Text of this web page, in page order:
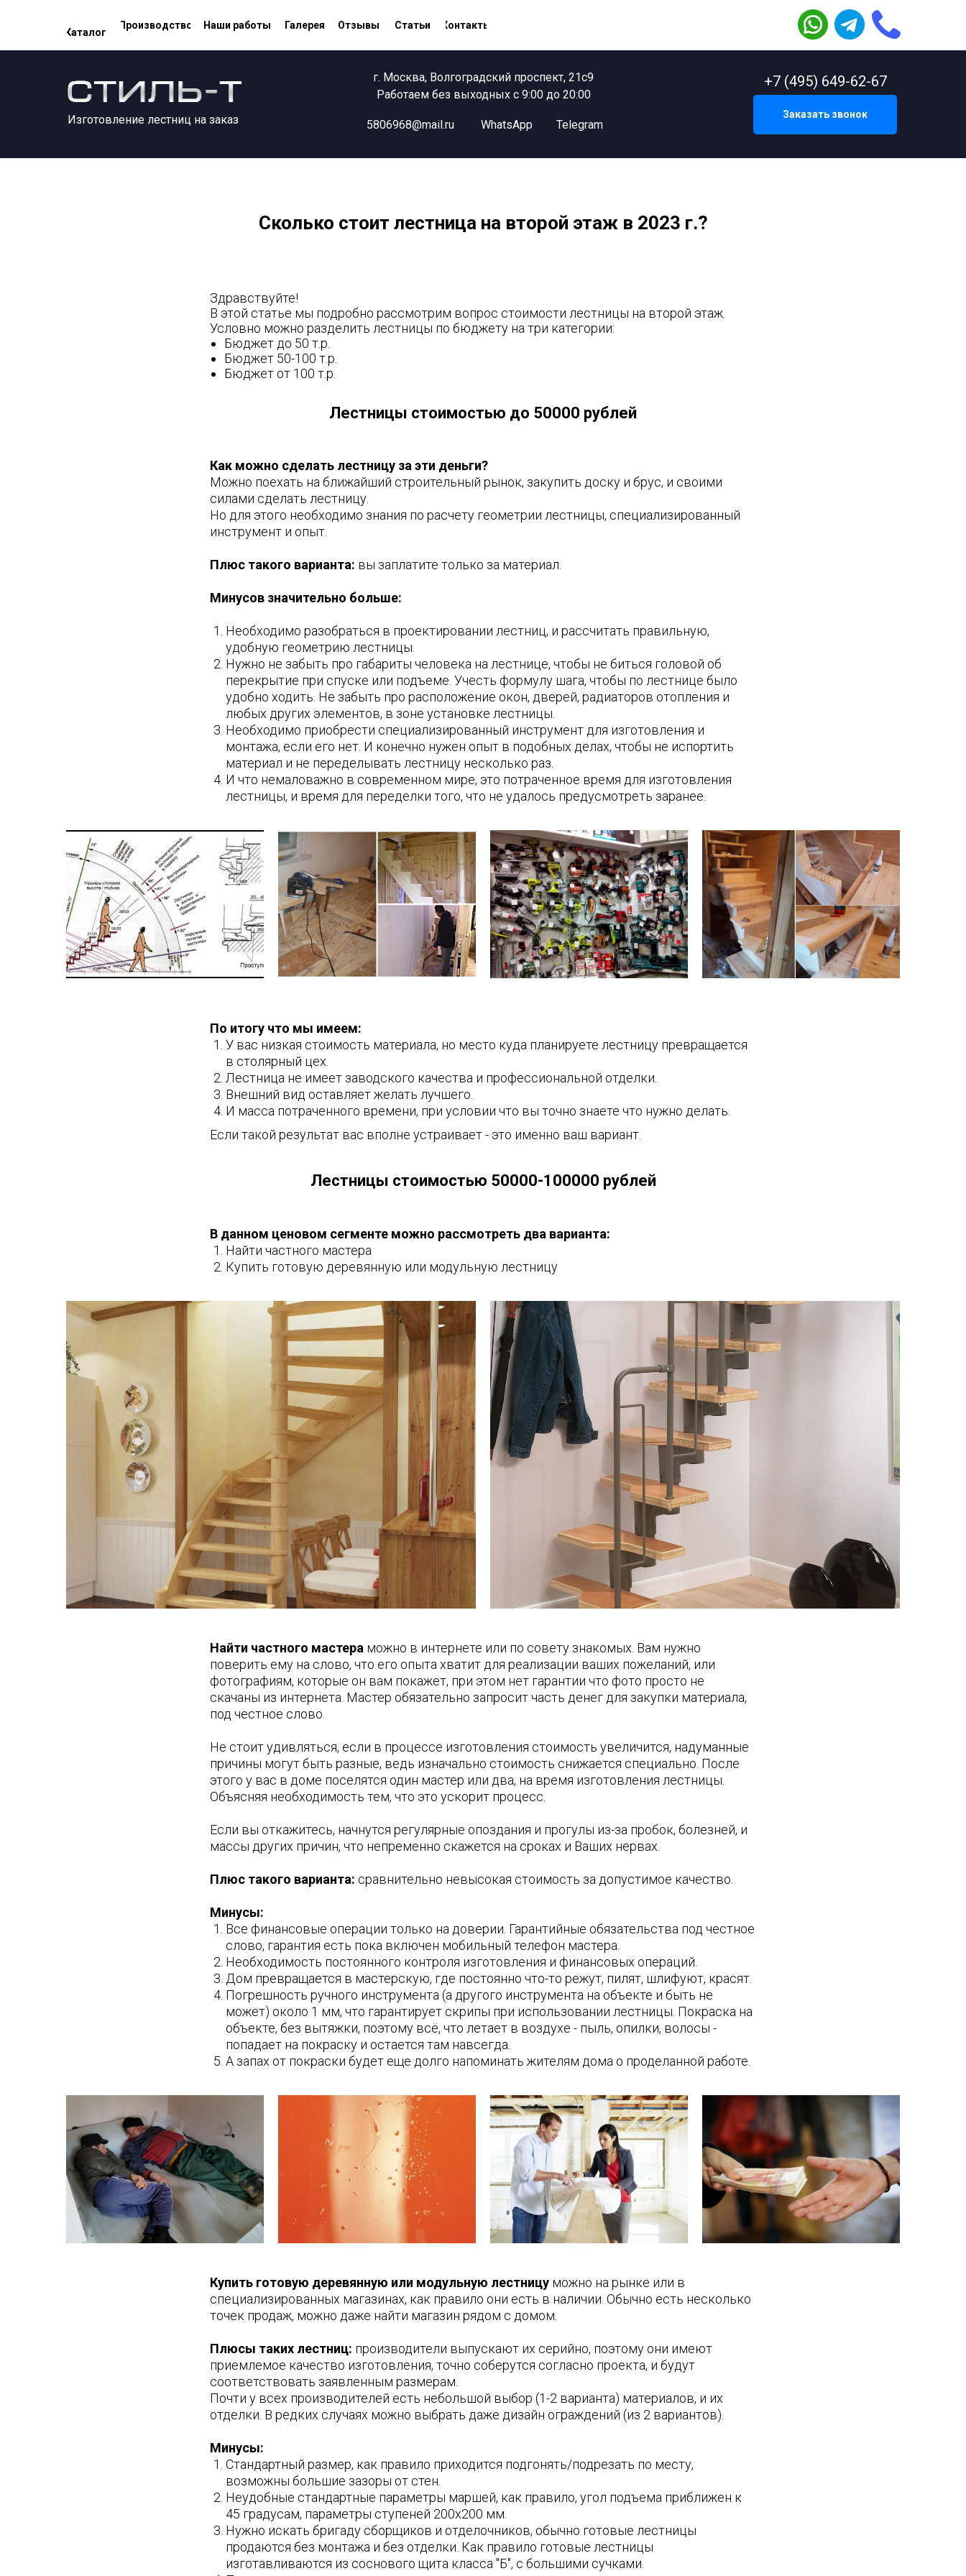
Каталог
Производство Наши работы Галерея Отзывы Статьи Контакты
Изготовление лестниц на заказ
г. Москва, Волгоградский проспект, 21с9
Работаем без выходных с 9:00 до 20:00
5806968@mail.ru WhatsApp Telegram
Заказать звонок
+7 (495) 649-62-67
Сколько стоит лестница на второй этаж в 2023 г.?
Здравствуйте!
В этой статье мы подробно рассмотрим вопрос стоимости лестницы на второй этаж.
Условно можно разделить лестницы по бюджету на три категории:
Бюджет до 50 т.р.
Бюджет 50-100 т.р.
Бюджет от 100 т.р.
Лестницы стоимостью до 50000 рублей
Как можно сделать лестницу за эти деньги?
Можно поехать на ближайший строительный рынок, закупить доску и брус, и своими
силами сделать лестницу.
Но для этого необходимо знания по расчету геометрии лестницы, специализированный
инструмент и опыт.
Плюс такого варианта: вы заплатите только за материал.
Минусов значительно больше:
Необходимо разобраться в проектировании лестниц, и рассчитать правильную,
удобную геометрию лестницы.
Нужно не забыть про габариты человека на лестнице, чтобы не биться головой об
перекрытие при спуске или подъеме. Учесть формулу шага, чтобы по лестнице было
удобно ходить. Не забыть про расположение окон, дверей, радиаторов отопления и
любых других элементов, в зоне установке лестницы.
Необходимо приобрести специализированный инструмент для изготовления и
монтажа, если его нет. И конечно нужен опыт в подобных делах, чтобы не испортить
материал и не переделывать лестницу несколько раз.
И что немаловажно в современном мире, это потраченное время для изготовления
лестницы, и время для переделки того, что не удалось предусмотреть заранее.
По итогу что мы имеем:
У вас низкая стоимость материала, но место куда планируете лестницу превращается
в столярный цех.
Лестница не имеет заводского качества и профессиональной отделки.
Внешний вид оставляет желать лучшего.
И масса потраченного времени, при условии что вы точно знаете что нужно делать.
Если такой результат вас вполне устраивает - это именно ваш вариант.
Лестницы стоимостью 50000-100000 рублей
В данном ценовом сегменте можно рассмотреть два варианта:
Найти частного мастера
Купить готовую деревянную или модульную лестницу
Найти частного мастера можно в интернете или по совету знакомых. Вам нужно
поверить ему на слово, что его опыта хватит для реализации ваших пожеланий, или
фотографиям, которые он вам покажет, при этом нет гарантии что фото просто не
скачаны из интернета. Мастер обязательно запросит часть денег для закупки материала,
под честное слово.
Не стоит удивляться, если в процессе изготовления стоимость увеличится, надуманные
причины могут быть разные, ведь изначально стоимость снижается специально. После
этого у вас в доме поселятся один мастер или два, на время изготовления лестницы.
Объясняя необходимость тем, что это ускорит процесс.
Если вы откажитесь, начнутся регулярные опоздания и прогулы из-за пробок, болезней, и
массы других причин, что непременно скажется на сроках и Ваших нервах.
Плюс такого варианта: сравнительно невысокая стоимость за допустимое качество.
Минусы:
Все финансовые операции только на доверии. Гарантийные обязательства под честное
слово, гарантия есть пока включен мобильный телефон мастера.
Необходимость постоянного контроля изготовления и финансовых операций.
Дом превращается в мастерскую, где постоянно что-то режут, пилят, шлифуют, красят.
Погрешность ручного инструмента (а другого инструмента на объекте и быть не
может) около 1 мм, что гарантирует скрипы при использовании лестницы. Покраска на
объекте, без вытяжки, поэтому всё, что летает в воздухе - пыль, опилки, волосы -
попадает на покраску и остается там навсегда.
А запах от покраски будет еще долго напоминать жителям дома о проделанной работе.
Купить готовую деревянную или модульную лестницу можно на рынке или в
специализированных магазинах, как правило они есть в наличии. Обычно есть несколько
точек продаж, можно даже найти магазин рядом с домом.
Плюсы таких лестниц: производители выпускают их серийно, поэтому они имеют
приемлемое качество изготовления, точно соберутся согласно проекта, и будут
соответствовать заявленным размерам.
Почти у всех производителей есть небольшой выбор (1-2 варианта) материалов, и их
отделки. В редких случаях можно выбрать даже дизайн ограждений (из 2 вариантов).
Минусы:
Стандартный размер, как правило приходится подгонять/подрезать по месту,
возможны большие зазоры от стен.
Неудобные стандартные параметры маршей, как правило, угол подъема приближен к
45 градусам, параметры ступеней 200х200 мм.
Нужно искать бригаду сборщиков и отделочников, обычно готовые лестницы
продаются без монтажа и без отделки. Как правило готовые лестницы
изготавливаются из соснового щита класса "Б", с большими сучками.